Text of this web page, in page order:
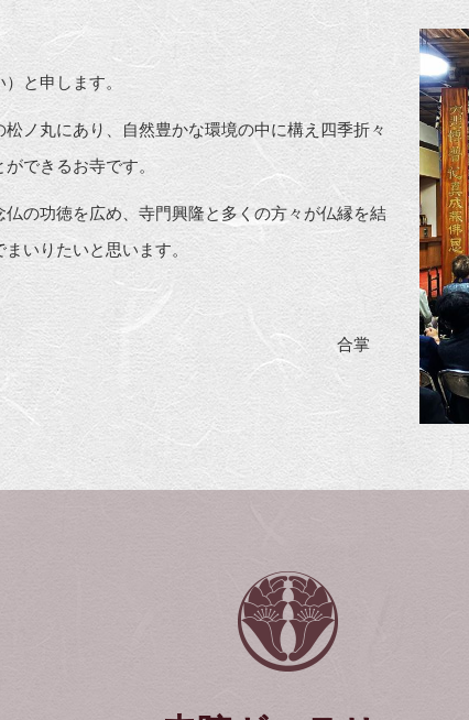
と申します。
ノ丸にあり、自然豊かな環境の中に構え四季折々
できるお寺です。
の功徳を広め、寺門興隆と多くの方々が仏縁を結
いりたいと思います。
掌